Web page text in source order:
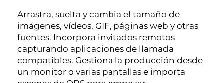
Arrastra, suelta y cambia el tamaño de
imágenes, vídeos, GIF, páginas web y otras
fuentes. Incorpora invitados remotos
capturando aplicaciones de llamada
compatibles. Gestiona la producción desde
un monitor o varias pantallas e importa